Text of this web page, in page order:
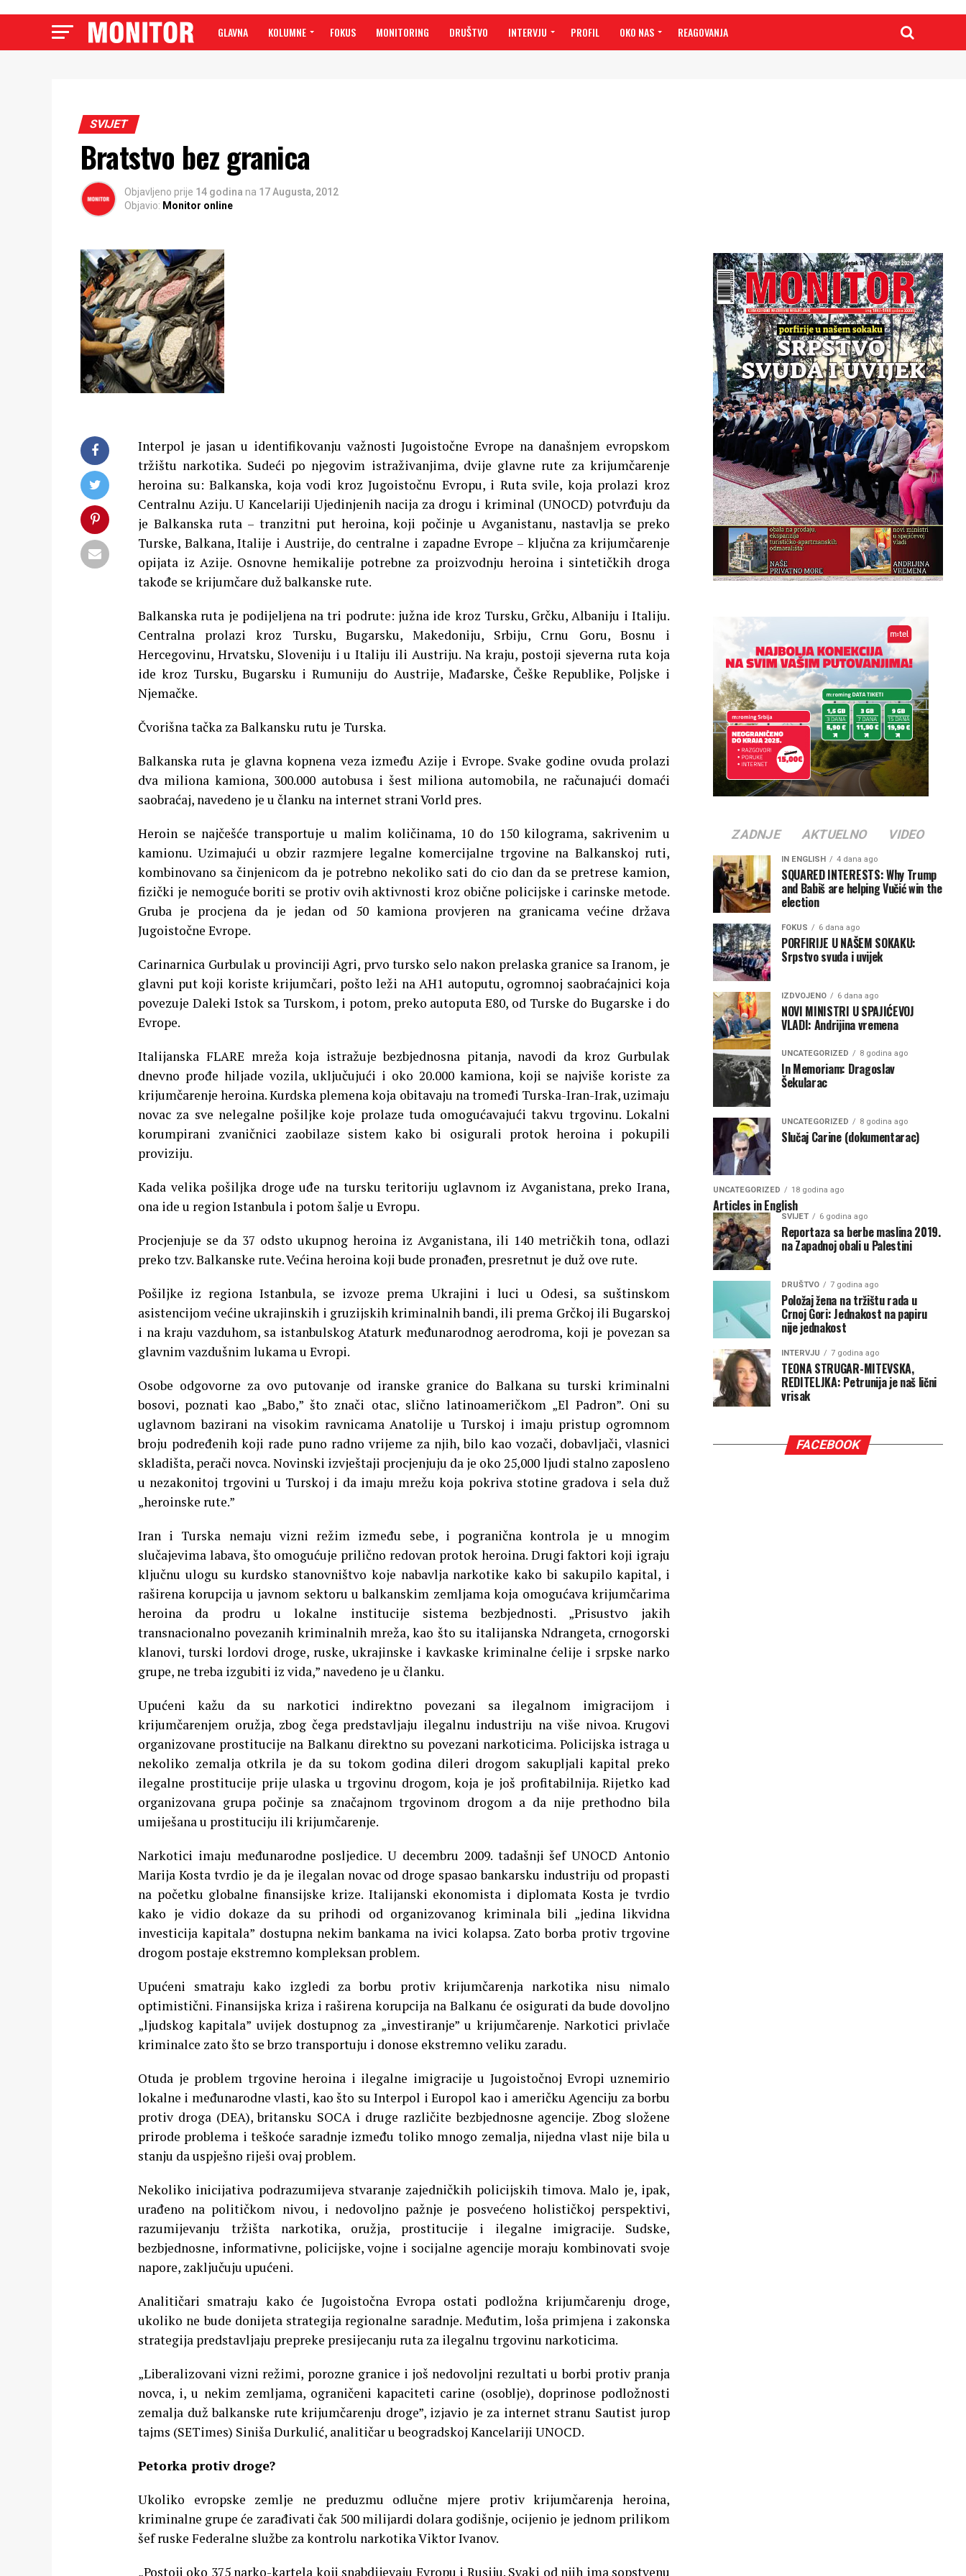
GLAVNA KOLUMNE FOKUS MONITORING DRUŠTVO INTERVJU PROFIL OKO NAS REAGOVANJA
SVIJET
Bratstvo bez granica
Objavljeno prije 14 godina na 17 Augusta, 2012
Objavio: Monitor online
Interpol je jasan u identifikovanju važnosti Jugoistočne Evrope na današnjem evropskom
tržištu narkotika. Sudeći po njegovim istraživanjima, dvije glavne rute za krijumčarenje
heroina su: Balkanska, koja vodi kroz Jugoistočnu Evropu, i Ruta svile, koja prolazi kroz
Centralnu Aziju.U Kancelariji Ujedinjenih nacija za drogu i kriminal (UNOCD) potvrđuju da
je Balkanska ruta – tranzitni put heroina, koji počinje u Avganistanu, nastavlja se preko
Turske, Balkana, Italije i Austrije, do centralne i zapadne Evrope – ključna za krijumčarenje
opijata iz Azije. Osnovne hemikalije potrebne za proizvodnju heroina i sintetičkih droga
takođe se krijumčare duž balkanske rute.
Balkanska ruta je podijeljena na tri podrute: južna ide kroz Tursku, Grčku, Albaniju i Italiju.
Centralna prolazi kroz Tursku, Bugarsku, Makedoniju, Srbiju, Crnu Goru, Bosnu i
Hercegovinu, Hrvatsku, Sloveniju i u Italiju ili Austriju. Na kraju, postoji sjeverna ruta koja
ide kroz Tursku, Bugarsku i Rumuniju do Austrije, Mađarske, Češke Republike, Poljske i
Njemačke.
Čvorišna tačka za Balkansku rutu je Turska.
Balkanska ruta je glavna kopnena veza između Azije i Evrope. Svake godine ovuda prolazi
dva miliona kamiona, 300.000 autobusa i šest miliona automobila, ne računajući domaći
saobraćaj, navedeno je u članku na internet strani Vorld pres.
Heroin se najčešće transportuje u malim količinama, 10 do 150 kilograma, sakrivenim u
kamionu. Uzimajući u obzir razmjere legalne komercijalne trgovine na Balkanskoj ruti,
kombinovano sa činjenicom da je potrebno nekoliko sati do cio dan da se pretrese kamion,
fizički je nemoguće boriti se protiv ovih aktivnosti kroz obične policijske i carinske metode.
Gruba je procjena da je jedan od 50 kamiona provjeren na granicama većine država
Jugoistočne Evrope.
Carinarnica Gurbulak u provinciji Agri, prvo tursko selo nakon prelaska granice sa Iranom, je
glavni put koji koriste krijumčari, pošto leži na AH1 autoputu, ogromnoj saobraćajnici koja
povezuje Daleki Istok sa Turskom, i potom, preko autoputa E80, od Turske do Bugarske i do
Evrope.
Italijanska FLARE mreža koja istražuje bezbjednosna pitanja, navodi da kroz Gurbulak
dnevno prođe hiljade vozila, uključujući i oko 20.000 kamiona, koji se najviše koriste za
krijumčarenje heroina. Kurdska plemena koja obitavaju na tromeđi Turska-Iran-Irak, uzimaju
novac za sve nelegalne pošiljke koje prolaze tuda omogućavajući takvu trgovinu. Lokalni
korumpirani zvaničnici zaobilaze sistem kako bi osigurali protok heroina i pokupili
proviziju.
Kada velika pošiljka droge uđe na tursku teritoriju uglavnom iz Avganistana, preko Irana,
ona ide u region Istanbula i potom šalje u Evropu.
Procjenjuje se da 37 odsto ukupnog heroina iz Avganistana, ili 140 metričkih tona, odlazi
preko tzv. Balkanske rute. Većina heroina koji bude pronađen, presretnut je duž ove rute.
Pošiljke iz regiona Istanbula, se izvoze prema Ukrajini i luci u Odesi, sa suštinskom
asistencijom većine ukrajinskih i gruzijskih kriminalnih bandi, ili prema Grčkoj ili Bugarskoj
i na kraju vazduhom, sa istanbulskog Ataturk međunarodnog aerodroma, koji je povezan sa
glavnim vazdušnim lukama u Evropi.
Osobe odgovorne za ovo putovanje od iranske granice do Balkana su turski kriminalni
bosovi, poznati kao „Babo,” što znači otac, slično latinoameričkom „El Padron”. Oni su
uglavnom bazirani na visokim ravnicama Anatolije u Turskoj i imaju pristup ogromnom
broju podređenih koji rade puno radno vrijeme za njih, bilo kao vozači, dobavljači, vlasnici
skladišta, perači novca. Novinski izvještaji procjenjuju da je oko 25,000 ljudi stalno zaposleno
u nezakonitoj trgovini u Turskoj i da imaju mrežu koja pokriva stotine gradova i sela duž
„heroinske rute.”
Iran i Turska nemaju vizni režim između sebe, i pogranična kontrola je u mnogim
slučajevima labava, što omogućuje prilično redovan protok heroina. Drugi faktori koji igraju
ključnu ulogu su kurdsko stanovništvo koje nabavlja narkotike kako bi sakupilo kapital, i
raširena korupcija u javnom sektoru u balkanskim zemljama koja omogućava krijumčarima
heroina da prodru u lokalne institucije sistema bezbjednosti. „Prisustvo jakih
transnacionalno povezanih kriminalnih mreža, kao što su italijanska Ndrangeta, crnogorski
klanovi, turski lordovi droge, ruske, ukrajinske i kavkaske kriminalne ćelije i srpske narko
grupe, ne treba izgubiti iz vida,” navedeno je u članku.
Upućeni kažu da su narkotici indirektno povezani sa ilegalnom imigracijom i
krijumčarenjem oružja, zbog čega predstavljaju ilegalnu industriju na više nivoa. Krugovi
organizovane prostitucije na Balkanu direktno su povezani narkoticima. Policijska istraga u
nekoliko zemalja otkrila je da su tokom godina dileri drogom sakupljali kapital preko
ilegalne prostitucije prije ulaska u trgovinu drogom, koja je još profitabilnija. Rijetko kad
organizovana grupa počinje sa značajnom trgovinom drogom a da nije prethodno bila
umiješana u prostituciju ili krijumčarenje.
Narkotici imaju međunarodne posljedice. U decembru 2009. tadašnji šef UNOCD Antonio
Marija Kosta tvrdio je da je ilegalan novac od droge spasao bankarsku industriju od propasti
na početku globalne finansijske krize. Italijanski ekonomista i diplomata Kosta je tvrdio
kako je vidio dokaze da su prihodi od organizovanog kriminala bili „jedina likvidna
investicija kapitala” dostupna nekim bankama na ivici kolapsa. Zato borba protiv trgovine
drogom postaje ekstremno kompleksan problem.
Upućeni smatraju kako izgledi za borbu protiv krijumčarenja narkotika nisu nimalo
optimistični. Finansijska kriza i raširena korupcija na Balkanu će osigurati da bude dovoljno
„ljudskog kapitala” uvijek dostupnog za „investiranje” u krijumčarenje. Narkotici privlače
kriminalce zato što se brzo transportuju i donose ekstremno veliku zaradu.
Otuda je problem trgovine heroina i ilegalne imigracije u Jugoistočnoj Evropi uznemirio
lokalne i međunarodne vlasti, kao što su Interpol i Europol kao i američku Agenciju za borbu
protiv droga (DEA), britansku SOCA i druge različite bezbjednosne agencije. Zbog složene
prirode problema i teškoće saradnje između toliko mnogo zemalja, nijedna vlast nije bila u
stanju da uspješno riješi ovaj problem.
Nekoliko inicijativa podrazumijeva stvaranje zajedničkih policijskih timova. Malo je, ipak,
urađeno na političkom nivou, i nedovoljno pažnje je posvećeno holističkoj perspektivi,
razumijevanju tržišta narkotika, oružja, prostitucije i ilegalne imigracije. Sudske,
bezbjednosne, informativne, policijske, vojne i socijalne agencije moraju kombinovati svoje
napore, zaključuju upućeni.
Analitičari smatraju kako će Jugoistočna Evropa ostati podložna krijumčarenju droge,
ukoliko ne bude donijeta strategija regionalne saradnje. Međutim, loša primjena i zakonska
strategija predstavljaju prepreke presijecanju ruta za ilegalnu trgovinu narkoticima.
„Liberalizovani vizni režimi, porozne granice i još nedovoljni rezultati u borbi protiv pranja
novca, i, u nekim zemljama, ograničeni kapaciteti carine (osoblje), doprinose podložnosti
zemalja duž balkanske rute krijumčarenju droge”, izjavio je za internet stranu Sautist jurop
tajms (SETimes) Siniša Durkulić, analitičar u beogradskoj Kancelariji UNOCD.
Petorka protiv droge?
Ukoliko evropske zemlje ne preduzmu odlučne mjere protiv krijumčarenja heroina,
kriminalne grupe će zarađivati čak 500 milijardi dolara godišnje, ocijenio je jednom prilikom
šef ruske Federalne službe za kontrolu narkotika Viktor Ivanov.
„Postoji oko 375 narko-kartela koji snabdijevaju Evropu i Rusiju. Svaki od njih ima sopstvenu
ZADNJE AKTUELNO VIDEO
IN ENGLISH 4 dana ago
SQUARED INTERESTS: Why Trump
and Babiš are helping Vučić win the
election
FOKUS 6 dana ago
PORFIRIJE U NAŠEM SOKAKU:
Srpstvo svuda i uvijek
IZDVOJENO 6 dana ago
NOVI MINISTRI U SPAJIĆEVOJ
VLADI: Andrijina vremena
UNCATEGORIZED 8 godina ago
In Memoriam: Dragoslav
Šekularac
UNCATEGORIZED 8 godina ago
Slučaj Carine (dokumentarac)
UNCATEGORIZED 18 godina ago
Articles in English
SVIJET 6 godina ago
Reportaza sa berbe maslina 2019.
na Zapadnoj obali u Palestini
DRUŠTVO 7 godina ago
Položaj žena na tržištu rada u
Crnoj Gori: Jednakost na papiru
nije jednakost
INTERVJU 7 godina ago
TEONA STRUGAR-MITEVSKA,
REDITELJKA: Petrunija je naš lični
vrisak
FACEBOOK